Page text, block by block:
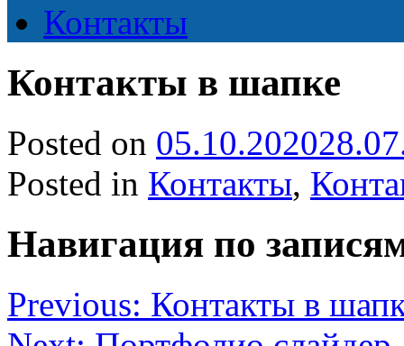
Контакты
Контакты в шапке
Posted on 05.10.2020
Posted in Контакты,
Навигация по
Previous: Контакты в